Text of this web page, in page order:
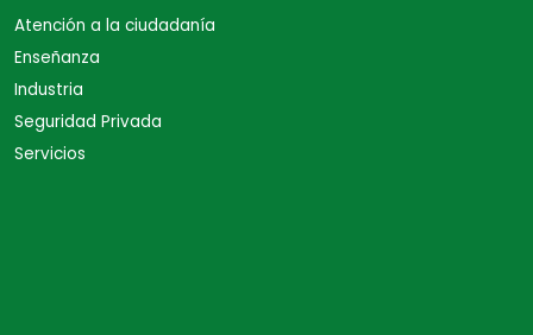
Atención a la ciudadanía
Enseñanza
Industria
Seguridad Privada
Servicios